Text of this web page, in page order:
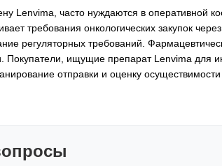
Lenvima, часто нуждаются в оперативной
требования онкологических закупок
регуляторных требований.
ищущие препарат Lenvima для
отправки и оценку